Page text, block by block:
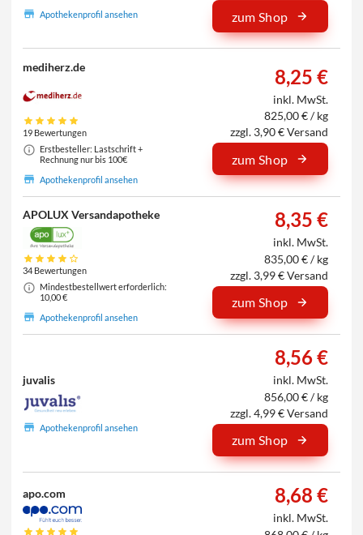
Apothekenprofil ansehen
zum Shop
mediherz.de
19 Bewertungen
Erstbesteller: Lastschrift +
Rechnung nur bis 100€
Apothekenprofil ansehen
8,25 €
inkl. MwSt.
825,00 € / kg
zzgl. 3,90 € Versand
zum Shop
APOLUX Versandapotheke
34 Bewertungen
Mindestbestellwert erforderlich:
10,00 €
Apothekenprofil ansehen
8,35 €
inkl. MwSt.
835,00 € / kg
zzgl. 3,99 € Versand
zum Shop
juvalis
Apothekenprofil ansehen
8,56 €
inkl. MwSt.
856,00 € / kg
zzgl. 4,99 € Versand
zum Shop
apo.com 8,68 €
inkl. MwSt.